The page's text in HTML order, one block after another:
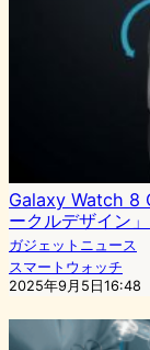
Galaxy Watch 8
ークルデザイン
ガジェットニュース
スマートウォッチ
2025年9月5日16:48